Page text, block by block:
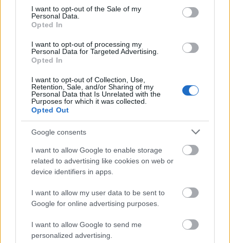
consent section.
I want to opt-out of the Sale of my
Personal Data.
Opted In
I want to opt-out of processing my
Personal Data for Targeted Advertising.
Opted In
I want to opt-out of Collection, Use,
Retention, Sale, and/or Sharing of my
Personal Data that Is Unrelated with the
Purposes for which it was collected.
Opted Out
Google consents
I want to allow Google to enable storage
related to advertising like cookies on web or
device identifiers in apps.
I want to allow my user data to be sent to
Google for online advertising purposes.
I want to allow Google to send me
personalized advertising.
mentség semmire, a Szerb film ettől függetlenül
gusztustalan, eltúlzott, és (bár van egy igen drámai
csavar) összességében gagyi tálalásban érkezett, és
ezt nem a technikai kvalitásaira értem, sokkal
inkább a rendezésre. Számomra a nézhetetlenség
határait súrolja, csak a mondanivalója, és Todorovic
játéka menti meg valamelyest. (Na és persze
senkinek nem ajánlom)
Címkék:horror európai botrány filmkritikák